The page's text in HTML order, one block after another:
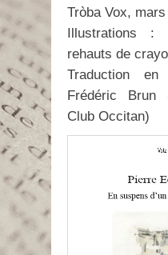
Tròba Vox,
Illustrations :
rehauts de
Traduction
Frédéric Brun
Club Occitan)